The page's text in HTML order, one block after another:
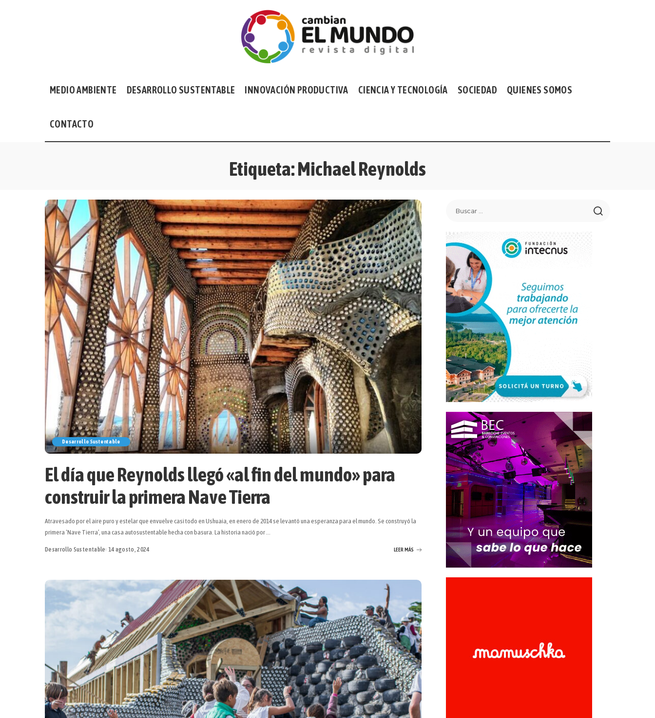
MEDIO AMBIENTE DESARROLLO SUSTENTABLE INNOVACIÓN PRODUCTIVA CIENCIA Y TECNOLOGÍA SOCIEDAD QUIENES SOMOS
CONTACTO
Etiqueta:Michael Reynolds
Desarrollo Sustentable
El día que Reynolds llegó «al fin del mundo» para
construir la primera Nave Tierra
Atravesado por el aire puro y estelar que envuelve casi todo en Ushuaia, en enero de 2014 se levantó una esperanza para el mundo. Se construyó la
primera ‘Nave Tierra’, una casa autosustentable hecha con basura. La historia nació por...
Desarrollo Sustentable 14 agosto, 2024 LEER MÁS